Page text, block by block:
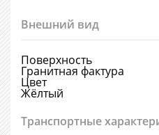
Внешний вид
Поверхность
Гранитная фактура
Цвет
Жёлтый
Транспортные